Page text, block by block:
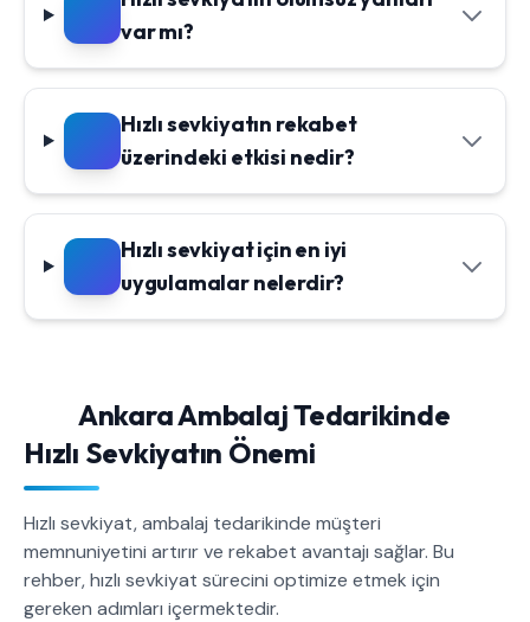
var mı?
Hızlı sevkiyatın rekabet
üzerindeki etkisi nedir?
Hızlı sevkiyat için en iyi
uygulamalar nelerdir?
Ankara Ambalaj Tedarikinde
Hızlı Sevkiyatın Önemi
Hızlı sevkiyat, ambalaj tedarikinde müşteri
memnuniyetini artırır ve rekabet avantajı sağlar. Bu
rehber, hızlı sevkiyat sürecini optimize etmek için
gereken adımları içermektedir.